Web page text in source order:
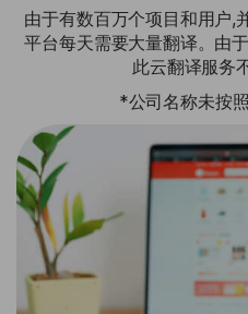
由于有数百万个项目和用户,
平台每天需要大量翻译。由
此云翻译服务
*公司名称未按